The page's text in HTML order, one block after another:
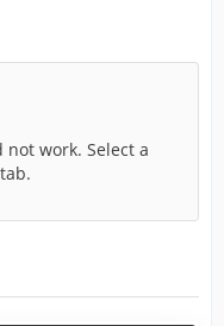
work. Select a